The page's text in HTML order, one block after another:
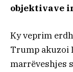
objektivave
Ky veprim
Trump akuzoi
marrëveshjes